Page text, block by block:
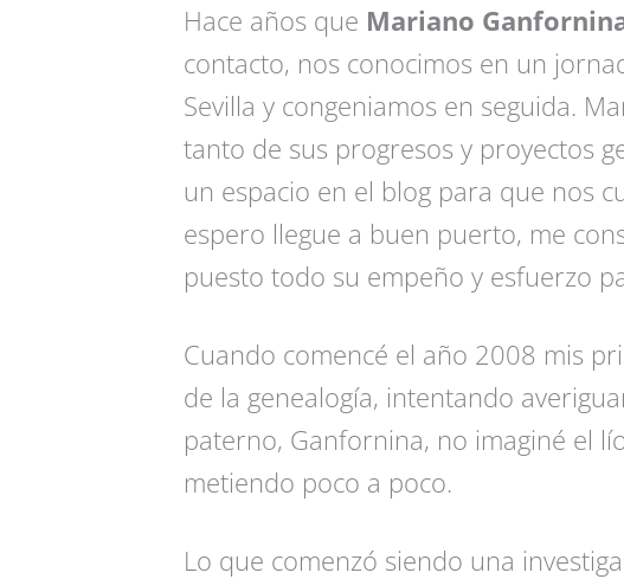
Hace años que Mariano
contacto, nos conocimos en un
Sevilla y congeniamos en seguida.
tanto de sus progresos y proyectos
un espacio en el blog para que nos
espero llegue a buen puerto, me
puesto todo su empeño y esfuerzo
Cuando comencé el año 2008 mis
de la genealogía, intentando
paterno, Ganfornina, no imaginé el
metiendo poco a poco.
Lo que comenzó siendo una